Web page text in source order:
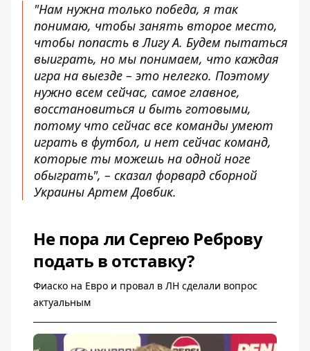
"Нам нужна только победа, я так
понимаю, чтобы занять второе место,
чтобы попасть в Лигу А. Будем пытаться
выиграть, но мы понимаем, что каждая
игра на выезде – это нелегко. Поэтому
нужно всем сейчас, самое главное,
восстановиться и быть готовыми,
потому что сейчас все команды умеют
играть в футбол, и нет сейчас команд,
которые ты можешь на одной ноге
обыграть", – сказал форвард сборной
Украины Артем Довбик.
Не пора ли Сергею Реброву
подать в отставку?
Фиаско на Евро и провал в ЛН сделали вопрос
актуальным